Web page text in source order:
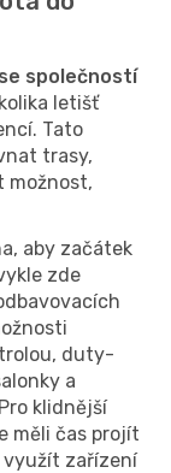
společností
letišť
Tato
trasy,
možnost,
aby začátek
zde
duty-
a
klidnější
měli čas projít
využít zařízení